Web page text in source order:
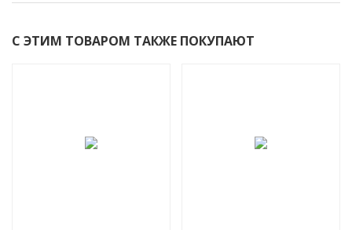
С ЭТИМ ТОВАРОМ ТАКЖЕ ПОКУПАЮТ